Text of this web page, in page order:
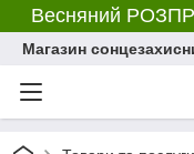
Весняний
Магазин